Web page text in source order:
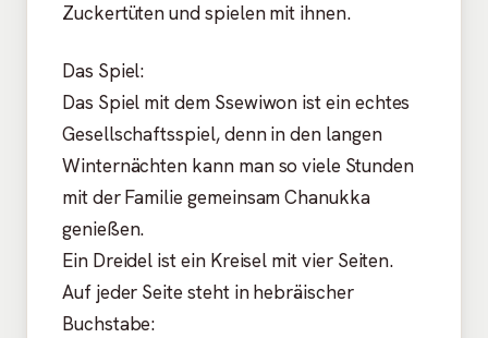
Zuckertüten und spielen mit ihnen.
Das Spiel:
Das Spiel mit dem Ssewiwon ist ein echtes
Gesellschaftsspiel, denn in den langen
Winternächten kann man so viele Stunden
mit der Familie gemeinsam Chanukka
genießen.
Ein Dreidel ist ein Kreisel mit vier Seiten.
Auf jeder Seite steht in hebräischer
Buchstabe: